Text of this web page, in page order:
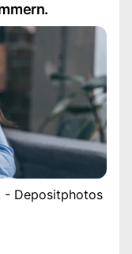
- Depositphotos